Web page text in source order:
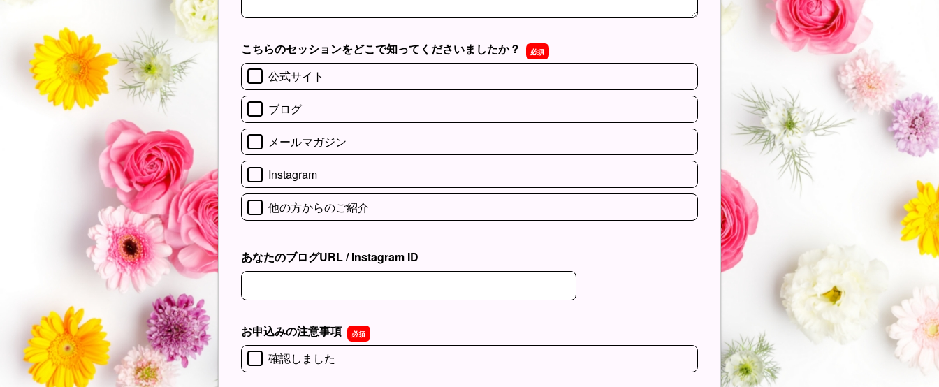
こちらのセッションをどこで知ってくださいましたか？
公式サイト
ブログ
メールマガジン
Instagram
他の方からのご紹介
あなたのブログURL / Instagram ID
あなたのブログURL / Instagram ID
お申込みの注意事項
確認しました